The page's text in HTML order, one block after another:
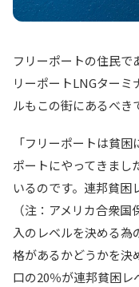
フリーポートの住民で
リーポートLNGター
ルもこの街にあるべき
「フリーポートは貧
ポートにやってきまし
いるのです。連邦貧困
（注：アメリカ合衆
入のレベルを決める為
格があるかどうかを決
口の20％が連邦貧困レ